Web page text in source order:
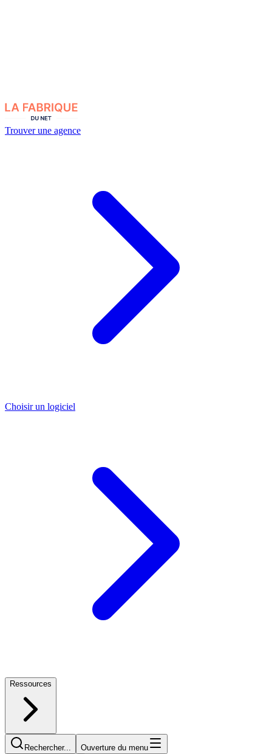
Trouver une agence
Choisir un logiciel
Ressources
Rechercher... Ouverture du menu